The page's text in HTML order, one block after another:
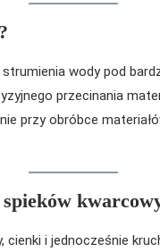
wody pod
przecinania
przy obróbce
i jednocześnie